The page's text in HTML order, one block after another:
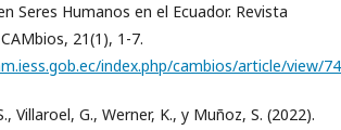
Seres Humanos en el Ecuador. Revista
21(1), 1-7.
index.php/cambios/article/view/
Villaroel, G., Werner, K., y Muñoz, S. (2022).